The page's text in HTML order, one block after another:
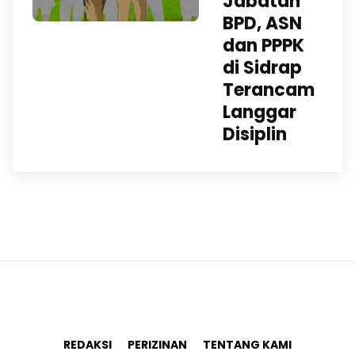
BPD, ASN
dan PPPK
di Sidrap
Terancam
Langgar
Disiplin
REDAKSI PERIZINAN
TENTANG KAMI